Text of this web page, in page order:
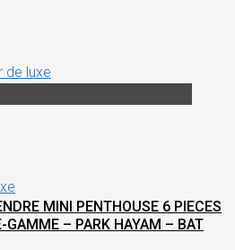
de luxe
MINI PENTHOUSE 6 PIECES
GAMME – PARK HAYAM – BAT